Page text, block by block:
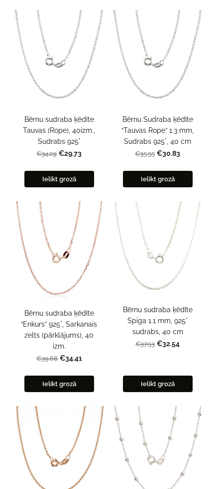
Bērnu sudraba ķēdīte
Tauvas (Rope), 40izm.,
Sudrabs 925°
€34.29 €29.73
Ielikt grozā
Bērnu Sudraba ķēdīte
“Tauvas Rope” 1.3 mm,
Sudrabs 925°, 40 cm
€35.55 €30.83
Ielikt grozā
Bērnu sudraba ķēdīte
“Enkurs” 925°, Sarkanais
zelts (pārklājums), 40
izm.
€39.68 €34.41
Ielikt grozā
Bērnu sudraba ķēdīte
Spiga 1.1 mm, 925°
sudrabs, 40 cm
€37.53 €32.54
Ielikt grozā